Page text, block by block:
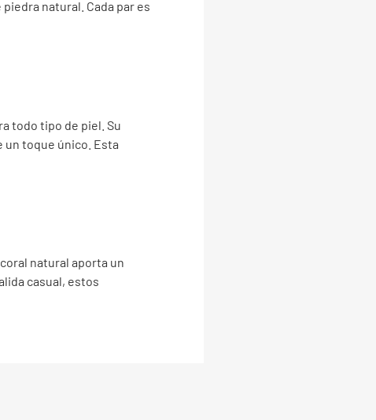
natural. Cada par es
todo tipo de piel. Su
un toque único. Esta
natural aporta un
casual, estos